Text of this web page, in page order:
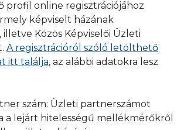
szóló okiratot a lenti gomb
a gördülékeny és gyors
az Ön adatbiztonsága
írásos formában
levelében
vízdíjszámlán megtalálható
szerződéses
profil online regisztrációjához
képviselt házának
Közös Képviselői Üzleti
A regisztrációról szóló letölthető
itt találja, az alábbi adatokra lesz
szám: Üzleti partnerszámot
a lejárt hitelességű mellékmérőkről